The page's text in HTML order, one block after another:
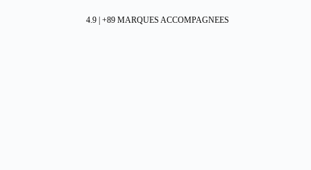
4.9 | +89 MARQUES ACCOMPAGNEES